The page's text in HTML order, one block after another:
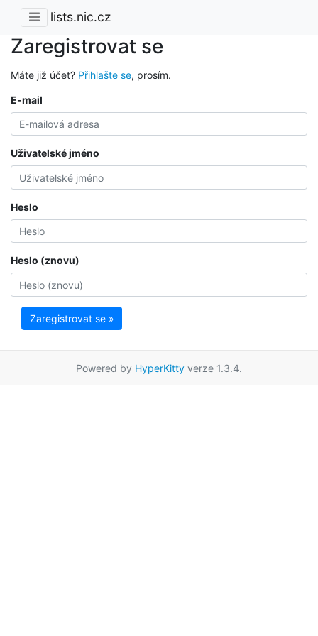
lists.nic.cz
Zaregistrovat se
Máte již účet? Přihlašte se, prosím.
E-mail
Uživatelské jméno
Heslo
Heslo (znovu)
Zaregistrovat se »
Powered by HyperKitty verze 1.3.4.